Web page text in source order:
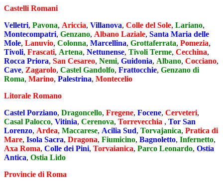
Castelli Romani
Velletri, Pavona, Ariccia, Villanova, Colle del Sole, Lariano,
Montecompatri, Genzano, Albano Laziale, Santa Maria delle
Mole, Lanuvio, Colonna, Marcellina, Grottaferrata, Pomezia,
Tivoli, Frascati, Artena, Nettunense, Tivoli Terme, Cecchina,
Rocca Priora, San Cesareo, Nemi, Guidonia, Albano, Cocciano,
Cave, Zagarolo, Castel Gandolfo, Frattocchie, Genzano di
Roma, Marino, Palestrina, Montecelio
Litorale Romano
Castel Porziano, Dragoncello, Fregene, Focene, Cerveteri,
Casal Palocco, Vitinia, Cerenova, Torrevecchia , Tor San
Lorenzo, Ardea, Maccarese, Acilia Sud, Torvajanica, Pratica di
Mare, Isola Sacra, Dragona, Fiumicino, Bagnoletto, Infernetto,
Axa Roma, Colle dei Pini, Torvaianica, Parco Leonardo, Ostia
Antica, Ostia Lido
Provincie di Roma